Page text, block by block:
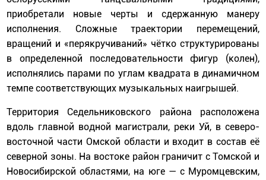
приобретали новые черты и сдержанную манеру
исполнения. Сложные траектории перемещений,
вращений и «перякручиваний» чётко структурированы
в определенной последовательности фигур (колен),
исполнялись парами по углам квадрата в динамичном
темпе соответствующих музыкальных наигрышей.
Территория Седельниковского района расположена
вдоль главной водной магистрали, реки Уй, в северо-
восточной части Омской области и входит в состав её
северной зоны. На востоке район граничит с Томской и
Новосибирской областями, на юге — с Муромцевским,